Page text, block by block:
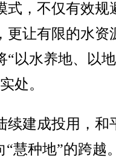
式，不仅有效规
更让有限的水资
“以水养地、以
处。
建成投用，和
“慧种地”的跨越